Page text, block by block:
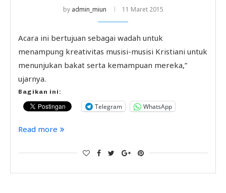
by admin_miun 11 Maret 2015
Acara ini bertujuan sebagai wadah untuk
menampung kreativitas musisi-musisi Kristiani untuk
menunjukan bakat serta kemampuan mereka,”
ujarnya.
Bagikan ini:
Telegram WhatsApp
Read more